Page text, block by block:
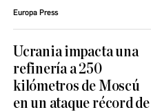
Europa Press
Ucrania impacta una
refinería a 250
kilómetros de Moscú
en un ataque récord de